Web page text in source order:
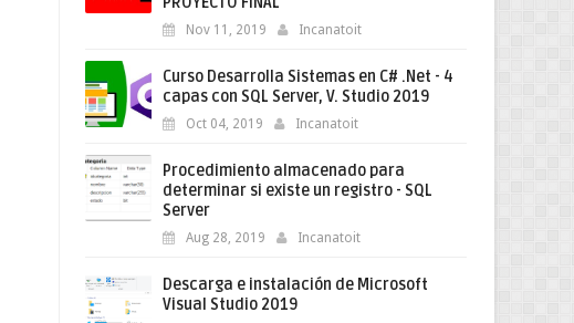
Nov 11, 2019 Incanatoit
Curso Desarrolla Sistemas en C# .Net - 4
capas con SQL Server, V. Studio 2019
Oct 04, 2019 Incanatoit
Procedimiento almacenado para
determinar si existe un registro - SQL
Server
Aug 28, 2019 Incanatoit
Descarga e instalación de Microsoft
Visual Studio 2019